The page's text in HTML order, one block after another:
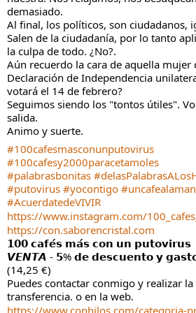
demasiado.
Al final, los políticos, son ciudadanos,
Salen de la ciudadanía, por lo tanto
la culpa de todo. ¿No?.
Aún recuerdo la cara de aquella mujer
Declaración de Independencia
votará el 14 de febrero?
Seguimos siendo los "tontos útiles".
salida.
Animo y suerte.
#100cafesmasconunputovirus
#100cafesy2000paracetamoles
#palabrasbonitas
#putovirus #yocontigo
#AcuerdatedeVIVIR
https://www.instagram.com/
https://con.saborencristal.com
𝟭𝟬𝟬 𝗰𝗮𝗳𝗲́𝘀 𝗺𝗮́𝘀 𝗰𝗼𝗻 𝘂𝗻 𝗽𝘂𝘁𝗼𝘃𝗶𝗿𝘂𝘀
𝙑𝙀𝙉𝙏𝘼 - 𝟱% 𝗱𝗲 𝗱𝗲𝘀𝗰𝘂𝗲𝗻𝘁𝗼 𝘆
(14,25 €)
Puedes contactar conmigo y realizar
transferencia. o en la web.